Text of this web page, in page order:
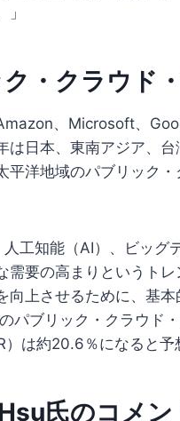
・クラウド
、Microsoft、
は日本、東南アジア、
平洋地域のパブリック
工知能（AI）、ビッグ
需要の高まりというト
向上させるために、基
パブリック・クラウド
は約20.6％になると予
氏のコメン